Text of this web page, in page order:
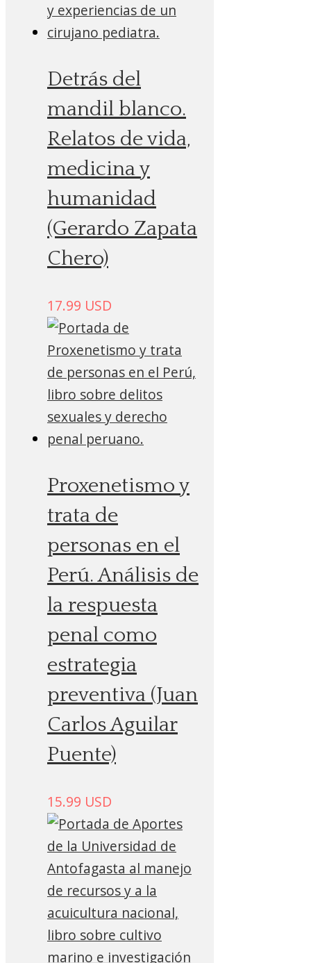
Detrás del
mandil blanco.
Relatos de vida,
medicina y
humanidad
(Gerardo Zapata
Chero)
17.99 USD
Proxenetismo y
trata de
personas en el
Perú. Análisis de
la respuesta
penal como
estrategia
preventiva (Juan
Carlos Aguilar
Puente)
15.99 USD